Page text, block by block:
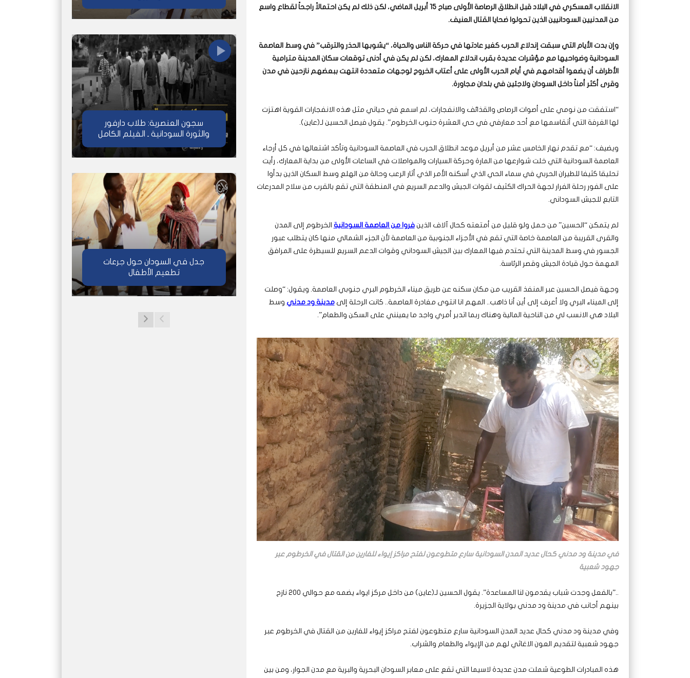
الانقلاب العسكري في البلاد قبل انطلاق الرصاصة الأولى صباح 15 أبريل الماضي، لكن ذلك لم يكن احتمالاً راجحاً لقطاع واسع
من المدنيين السودانيين الذين تحولوا ضحايا القتال العنيف.
وإن بدت الأيام التي سبقت إندلاع الحرب كغير عادتها في حركة الناس والحياة، “يشوبها الحذر والترقب” في وسط العاصمة
السودانية وضواحيها مع مؤشرات عديدة بقرب اندلاع المعارك، لكن لم يكن في أدنى توقعات سكان المدينة مترامية
الأطراف أن يضعوا أقدامهم في أيام الحرب الأولى على أعتاب الخروج لوجهات متعددة انتهت ببعضهم نازحين في مدن
وقرى أكثر أمناً داخل السودان ولاجئين في بلدان مجاورة.
“استفقت من نومي على أصوات الرصاص والقذائف والانفجارات، لم اسمع في حياتي مثل هذه الانفجارات القوية اهتزت
لها الغرفة التي أتقاسمها مع أحد معارفي في حي العشرة جنوب الخرطوم”. يقول فيصل الحسين لـ(عاين).
ويضيف: “مع تقدم نهار الخامس عشر من أبريل موعد انطلاق الحرب في العاصمة السودانية وتأكد اشتعالها في كل أرجاء
العاصمة السودانية التي خلت شوارعها من المارة وحركة السيارات والمواصلات في الساعات الأولى من بداية المعارك، رأيت
تحليقا كثيفا للطيران الحربي في سماء الحي الذي أسكنه الأمر الذي أثار الرعب وحالة من الهلع وسط السكان الذين بدأوا
على الفور رحلة الفرار لجهة الحراك الكثيف لقوات الجيش والدعم السريع في المنطقة التي تقع بالقرب من سلاح المدرعات
التابع للجيش السوداني.
لم يتمكن “الحسين” من حمل ولو قليل من أمتعته كحال آلاف الذينفروا من العاصمة السودانية الخرطوم إلى المدن
والقرى القريبة من العاصمة خاصة التي تقع في الأجزاء الجنوبية من العاصمة لأن الجزء الشمالي منها كان يتطلب عبور
الجسور في وسط المدينة التي تحتدم فيها المعارك بين الجيش السوداني وقوات الدعم السريع للسيطرة على المرافق
المهمة حول قيادة الجيش وقصر الرئاسة.
وجهة فيصل الحسين عبر المنفذ القريب من مكان سكنه عن طريق ميناء الخرطوم البري جنوبي العاصمة. ويقول: “وصلت
إلى الميناء البري ولا أعرف إلى أين أنا ذاهب.. المهم انا انتوى مغادرة العاصمة.. كانت الرحلة إلىمدينة ود مدني وسط
البلاد هي الانسب لي من الناحية المالية وهناك ربما اتدبر أمري واجد ما يعينني على السكن والطعام”.
في مدينة ود مدني كحال عديد المدن السودانية سارع متطوعون لفتح مراكز إيواء للفارين من القتال في الخرطوم عبر
جهود شعبية
..”بالفعل وجدت شباب يقدمون لنا المساعدة”. يقول الحسين لـ(عاين) من داخل مركز ايواء يضمه مع حوالي 200 نازح
بينهم أجانب في مدينة ود مدني بولاية الجزيرة.
وفي مدينة ود مدني كحال عديد المدن السودانية سارع متطوعون لفتح مراكز إيواء للفارين من القتال في الخرطوم عبر
جهود شعبية لتقديم العون الاغاثي لهم من الإيواء والطعام والشراب.
هذه المبادرات الطوعية شملت مدن عديدة لاسيما التي تقع على معابر السودان البحرية والبرية مع مدن الجوار، ومن بين
سجون العنصرية: طلاب دارفور
والثورة السودانية ـ الفيلم الكامل
جدل في السودان حول جرعات
تطعيم الأطفال